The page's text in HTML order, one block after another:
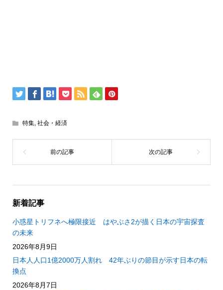
特集, 社会・経済
新着記事
小惑星トリフネへ極限接近 はやぶさ2が描く日本の宇宙探査
の未来
2026年8月9日
日本人人口1億2000万人割れ 42年ぶりの節目が示す日本の転
換点
2026年8月7日